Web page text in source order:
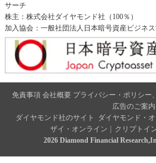
サーチ
株主：株式会社ダイヤモンド社（100％）
加入協会：一般社団法人日本暗号資産ビジネス
免責事項 会社概要 プライバシー・ポリシー
広告のご案内
ダイヤモンド社のサイト
ダイヤモンド・
ザイ・オンライン
クリプトイ
2026 Diamond Financial